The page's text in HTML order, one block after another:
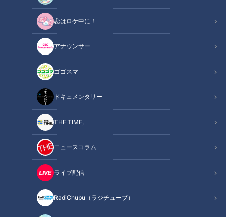
恋はロケ中に！
アナウンサー
ゴゴスマ
ドキュメンタリー
THE TIME,
ニュースコラム
ライブ配信
RadiChubu（ラジチューブ）
身近な健康問題とその改善法を、様々なテーマで紹介する番組
『健康カプセル！ゲンキの時間』。
メインMCに石丸幹二さん、サブMCは坂下千里子さんです。
ドクターは、長野松代総合病院 ダイエット科部長 消化器内科
部長 医学博士 前川智先生です。
関連リンク
【動画】お腹ぽっこりを簡単筋トレで改善！同
今回のテーマは 「〜内臓脂肪を減らしてスッキリ！〜食べてへ
こますぽっこりお腹」
4月に入り暖かくなってきた今日この頃。服装が薄手になる
と、気になるのが「ぽっこりお腹」。ぽっこりお腹は、単なる
見た目の問題ではなく、糖尿病や高血圧をはじめ心筋梗塞や脳